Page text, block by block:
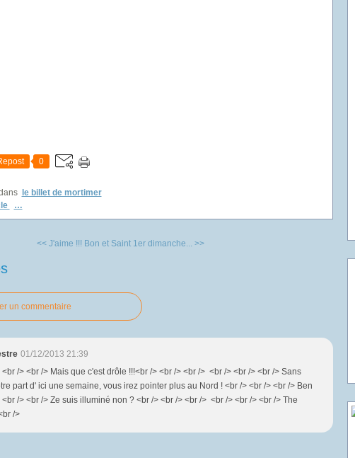
0
le billet de mortimer
…
<< J'aime !!! Bon et Saint 1er dimanche... >>
un commentaire
01/12/2013 21:39
<br /> <br /> Mais que c'est drôle !!!<br /> <br /> <br /> <br /> <br /> <br /> Sans
part d' ici une semaine, vous irez pointer plus au Nord ! <br /> <br /> <br /> Ben
/> <br /> Ze suis illuminé non ? <br /> <br /> <br /> <br /> <br /> <br /> The
/>